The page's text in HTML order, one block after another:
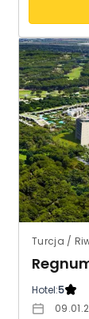
Turcja /
Hotel:5